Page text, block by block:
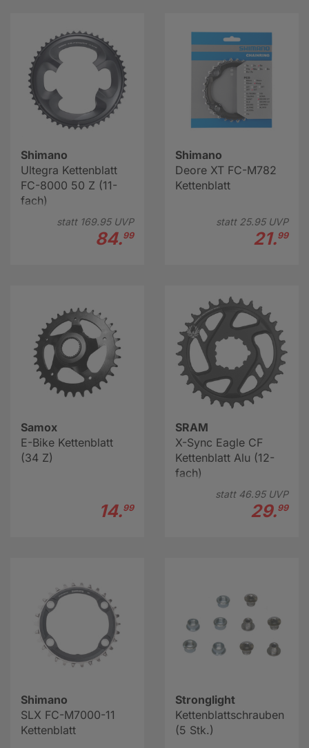
Shimano
Ultegra Kettenblatt
FC-8000 50 Z (11-
fach)
statt 169.95UVP
84.99
Shimano
Deore XT FC-M782
Kettenblatt
statt 25.95UVP
21.99
Samox
E-Bike Kettenblatt
(34 Z)
14.99
SRAM
X-Sync Eagle CF
Kettenblatt Alu (12-
fach)
statt 46.95UVP
29.99
Shimano
SLX FC-M7000-11
Kettenblatt
Stronglight
Kettenblattschrauben
(5 Stk.)